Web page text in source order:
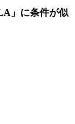
」に条件が似